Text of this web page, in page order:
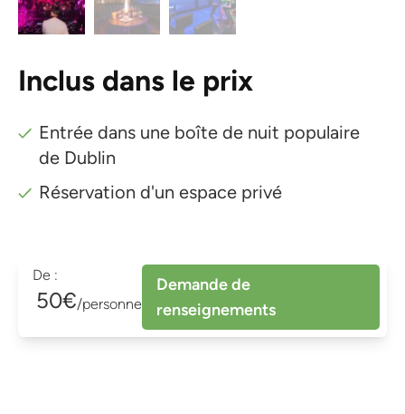
Inclus dans le prix
Entrée dans une boîte de nuit populaire
de Dublin
Réservation d'un espace privé
De :
50€/personne
Demande de
renseignements